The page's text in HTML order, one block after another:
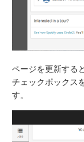
ページを更新する
チェックボックス
す。